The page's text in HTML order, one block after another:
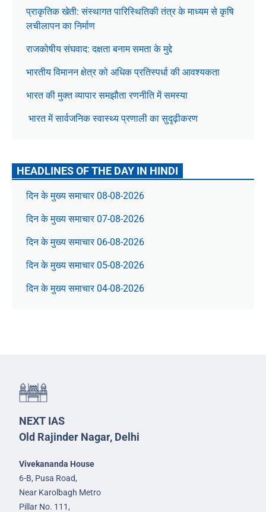
प्राकृतिक खेती: संस्थागत पारिस्थितिकी तंत्र के माध्यम से कृषि
लचीलापन का निर्माण
राजकोषीय संघवाद: दक्षता बनाम समता के मुद्दे
भारतीय विमानन क्षेत्र को अधिक प्रतिस्पर्धा की आवश्यकता
भारत की मुक्त व्यापार समझौता रणनीति में समस्या
भारत में सार्वजनिक स्वास्थ्य प्रणाली का सुदृढ़ीकरण
HEADLINES OF THE DAY IN HINDI
दिन के मुख्य समाचार 08-08-2026
दिन के मुख्य समाचार 07-08-2026
दिन के मुख्य समाचार 06-08-2026
दिन के मुख्य समाचार 05-08-2026
दिन के मुख्य समाचार 04-08-2026
NEXT IAS
Old Rajinder Nagar, Delhi
Vivekananda House
6-B, Pusa Road,
Near Karolbagh Metro
Pillar No. 111,